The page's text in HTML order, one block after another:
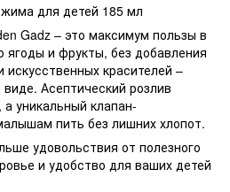
для детей 185 мл
Gadz – это максимум пользы в
и фрукты, без добавления
искусственных красителей –
Асептический розлив
уникальный клапан-
пить без лишних хлопот.
удовольствия от полезного
и удобство для ваших детей